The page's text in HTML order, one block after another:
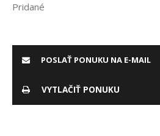
Pridané
POSLAŤ PONUKU NA E-MAIL
VYTLAČIŤ PONUKU